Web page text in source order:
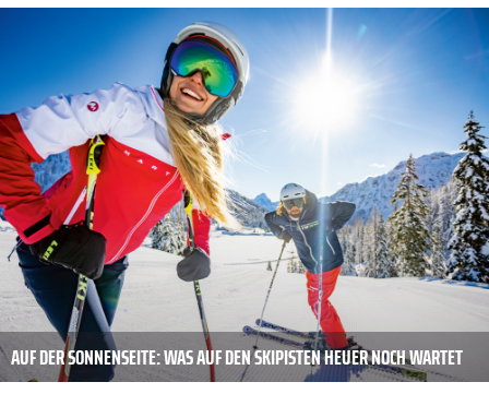
AUF DER SONNENSEITE: WAS AUF DEN SKIPISTEN HEUER NOCH WARTET